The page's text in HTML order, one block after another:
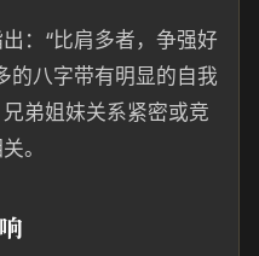
：“比肩多者，争强好
的八字带有明显的自我
弟姐妹关系紧密或竞
。